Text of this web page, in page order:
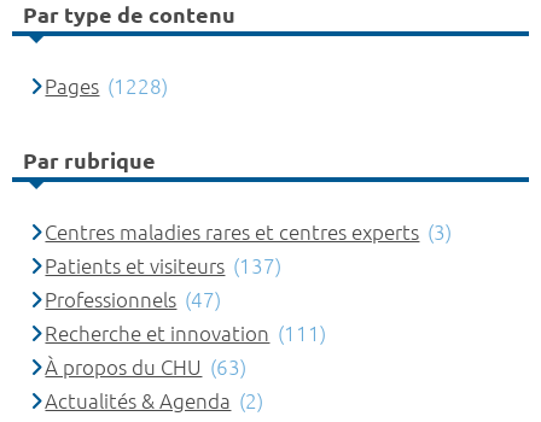
Par type de contenu
Pages (1228)
Par rubrique
Centres maladies rares et centres experts (3)
Patients et visiteurs (137)
Professionnels (47)
Recherche et innovation (111)
À propos du CHU (63)
Actualités & Agenda (2)